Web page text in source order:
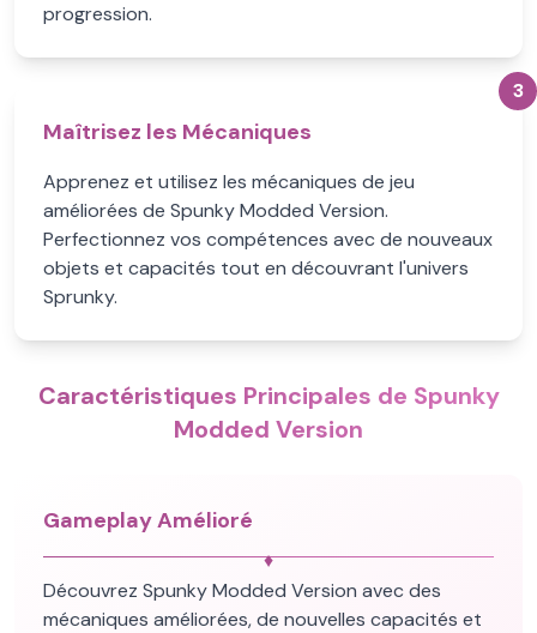
progression.
3
Maîtrisez les Mécaniques
Apprenez et utilisez les mécaniques de jeu
améliorées de Spunky Modded Version.
Perfectionnez vos compétences avec de nouveaux
objets et capacités tout en découvrant l'univers
Sprunky.
Caractéristiques Principales de Spunky
Modded Version
Gameplay Amélioré
♦
Découvrez Spunky Modded Version avec des
mécaniques améliorées, de nouvelles capacités et